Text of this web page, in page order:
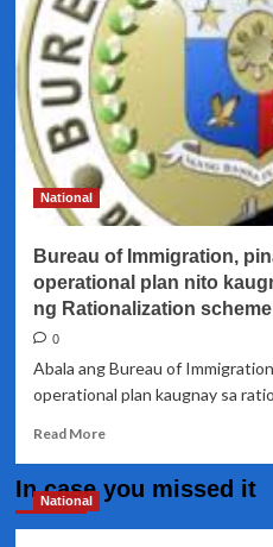
National
Bureau of Immigration,
operational plan nito
ng Rationalization
0
Abala ang Bureau of
operational plan kaugnay sa
Read MoreRead
Bureau
In case you missed it
National